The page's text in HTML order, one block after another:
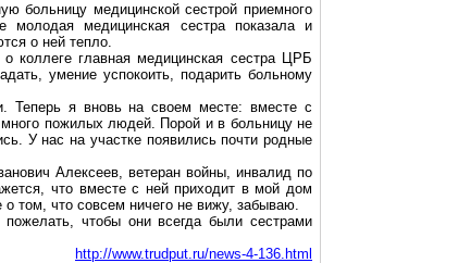
больницу медицинской сестрой приемного
медицинская сестра показала и
о ней тепло.
коллеге главная медицинская сестра ЦРБ
умение успокоить, подарить больному
Теперь я вновь на своем месте: вместе с
пожилых людей. Порой и в больницу не
У нас на участке появились почти родные
Алексеев, ветеран войны, инвалид по
что вместе с ней приходит в мой дом
том, что совсем ничего не вижу, забываю.
чтобы они всегда были сестрами
http://www.trudput.ru/news-4-136.html